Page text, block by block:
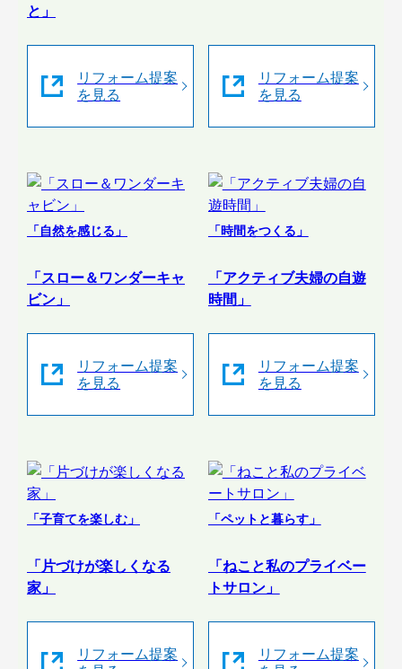
と」
リフォーム提案
を見る
リフォーム提案
を見る
「自然を感じる」
「スロー＆ワンダーキャ
ビン」
リフォーム提案
を見る
「時間をつくる」
「アクティブ夫婦の自遊
時間」
リフォーム提案
を見る
「子育てを楽しむ」
「片づけが楽しくなる
家」
リフォーム提案
「ペットと暮らす」
「ねこと私のプライベー
トサロン」
リフォーム提案